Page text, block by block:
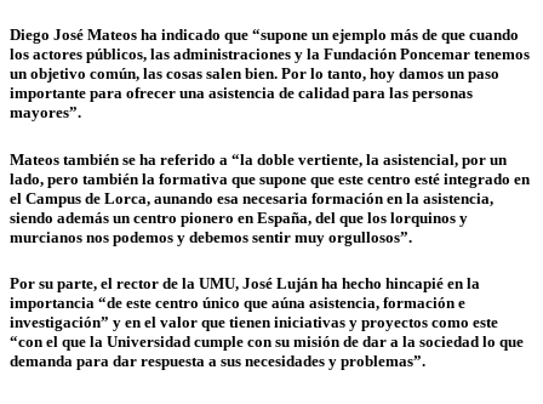
Diego José Mateos ha indicado que “supone un ejemplo más de que cuando
los actores públicos, las administraciones y la Fundación Poncemar tenemos
un objetivo común, las cosas salen bien. Por lo tanto, hoy damos un paso
importante para ofrecer una asistencia de calidad para las personas
mayores”.
Mateos también se ha referido a “la doble vertiente, la asistencial, por un
lado, pero también la formativa que supone que este centro esté integrado en
el Campus de Lorca, aunando esa necesaria formación en la asistencia,
siendo además un centro pionero en España, del que los lorquinos y
murcianos nos podemos y debemos sentir muy orgullosos”.
Por su parte, el rector de la UMU, José Luján ha hecho hincapié en la
importancia “de este centro único que aúna asistencia, formación e
investigación” y en el valor que tienen iniciativas y proyectos como este
“con el que la Universidad cumple con su misión de dar a la sociedad lo que
demanda para dar respuesta a sus necesidades y problemas”.